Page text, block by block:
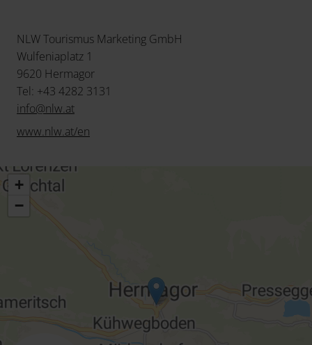
NLW Tourismus Marketing GmbH
Wulfeniaplatz 1
9620 Hermagor
Tel: +43 4282 3131
info@nlw.at
www.nlw.at/en
+
−